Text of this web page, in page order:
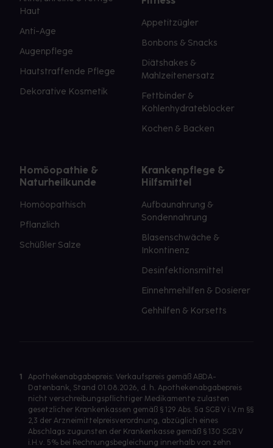
Haut
Anti-Age
Augenpflege
Hautstraffende Pflege
Dekorative Kosmetik
Appetitzügler
Bonbons & Snacks
Diätshakes &
Mahlzeitenersatz
Fettbinder &
Kohlenhydrateblocker
Kochen & Backen
Homöopathie &
Naturheilkunde
Homöopathisch
Pflanzlich
Schüßler Salze
Krankenpflege &
Hilfsmittel
Aufbaunahrung &
Sondennahrung
Blasenschwäche &
Inkontinenz
Desinfektionsmittel
Einnehmehilfen & Dosierer
Gehhilfen & Korsetts
1
Apothekenabgabepreis: Verkaufspreis gemäß ABDA-
Datenbank, Stand 01.08.2026, d. h. Apothekenabgabepreis
nicht verschreibungspflichtiger Medikamente zulasten
gesetzlicher Krankenkassen gemäß § 129 Abs. 5a SGB V i.V.m §§
2,3 der Arzneimittelpreisverordnung, abzüglich eines
Abschlags zugunsten der Krankenkasse gemäß § 130 SGB V
i.H.v. 5% bei Rechnungsbegleichung innerhalb von zehn